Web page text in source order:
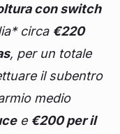
con switch
circa €220
, per un totale
il subentro
medio
e €200 per il